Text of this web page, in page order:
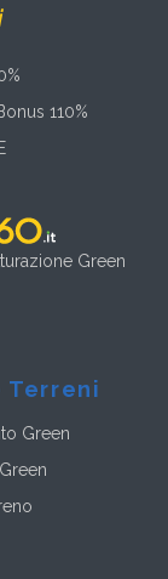
110%
Green
Terreni
Green